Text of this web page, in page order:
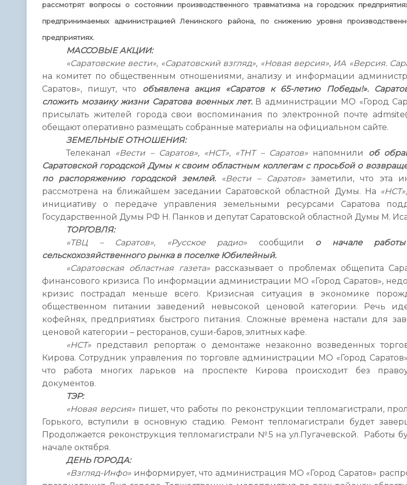
рассмотрят вопросы о состоянии производственного травматизма на городских
предпринимаемых администрацией Ленинского района, по снижению уровня
предприятиях.
МАССОВЫЕ АКЦИИ:
«Саратовские вести», «Саратовский взгляд», «Новая версия», ИА «Версия.
на комитет по общественным отношениями, анализу и информации
Саратов», пишут, что объявлена акция «Саратов к 65-летию Победы!».
сложить мозаику жизни Саратова военных лет.В администрации МО «Город
присылать жителей города свои воспоминания по электронной почте
обещают оперативно размещать собранные материалы на официальном сайте.
ЗЕМЕЛЬНЫЕ ОТНОШЕНИЯ:
Телеканал «Вести – Саратов», «НСТ», «ТНТ – Саратов»напомнили об
Саратовской городской Думы к своим областным коллегам с просьбой о
по распоряжению городской землей.«Вести – Саратов» заметили, что эта
рассмотрена на ближайшем заседании Саратовской областной Думы. На
инициативу о передаче управления земельными ресурсами Саратова
Государственной Думы РФ Н. Панков и депутат Саратовской областной Думы М.
ТОРГОВЛЯ:
«ТВЦ – Саратов», «Русское радио» сообщили о начале работы
сельскохозяйственного рынка в поселке Юбилейный.
«Саратовская областная газета»рассказывает о проблемах общепита
финансового кризиса. По информации администрации МО «Город Саратов»,
кризис пострадал меньше всего. Кризисная ситуация в экономике
общественном питании заведений невысокой ценовой категории. Речь
кофейнях, предприятиях быстрого питания. Сложные времена настали для
ценовой категории – ресторанов, суши-баров, элитных кафе.
«НСТ» представил репортаж о демонтаже незаконно возведенных
Кирова. Сотрудник управления по торговле администрации МО «Город
что работа многих ларьков на проспекте Кирова происходит без
документов.
ТЭР:
«Новая версия» пишет, что работы по реконструкции тепломагистрали,
Горького, вступили в основную стадию. Ремонт тепломагистрали будет
Продолжается реконструкция тепломагистрали №5 на ул.Пугачевской. Работы
начале октября.
ДЕНЬ ГОРОДА:
«Взгляд-Инфо» информирует, что администрация МО «Город Саратов»